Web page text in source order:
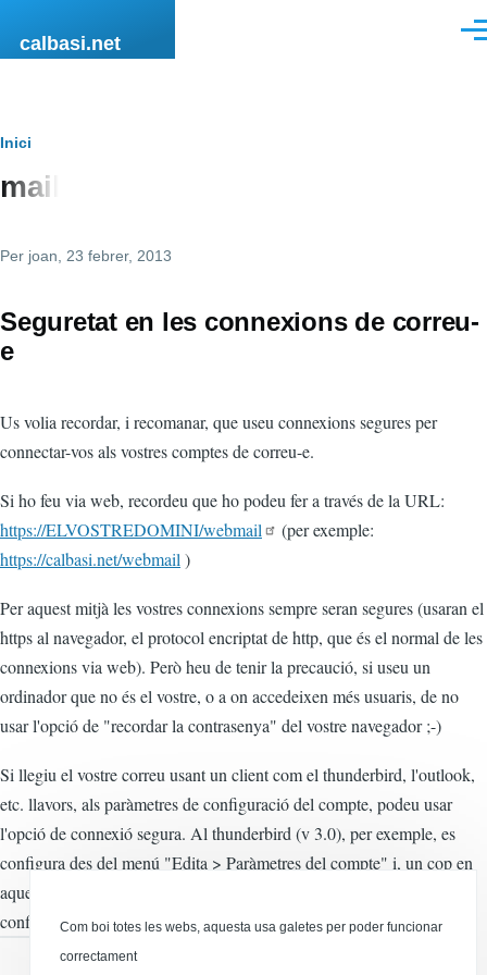
calbasi.net
Fil
d'ariadna
Inici
mail
Per joan , 23 febrer, 2013
Seguretat en les connexions de correu-
e
Us volia recordar, i recomanar, que useu connexions segures per
connectar-vos als vostres comptes de correu-e.
Si ho feu via web, recordeu que ho podeu fer a través de la URL:
https://ELVOSTREDOMINI/webmail
(per exemple:
https://calbasi.net/webmail )
Per aquest mitjà les vostres connexions sempre seran segures (usaran el
https al navegador, el protocol encriptat de http, que és el normal de les
connexions via web). Però heu de tenir la precaució, si useu un
ordinador que no és el vostre, o a on accedeixen més usuaris, de no
usar l'opció de "recordar la contrasenya" del vostre navegador ;-)
Si llegiu el vostre correu usant un client com el thunderbird, l'outlook,
etc. llavors, als paràmetres de configuració del compte, podeu usar
l'opció de connexió segura. Al thunderbird (v 3.0), per exemple, es
configura des del menú "Edita > Paràmetres del compte" i, un cop en
aquesta secció, heu d'anar a cadascun dels comptes que tingueu
configurats, i buscar l'opció "Paràmetres del servidor".
Com boi totes les webs, aquesta usa galetes per poder funcionar
correctament